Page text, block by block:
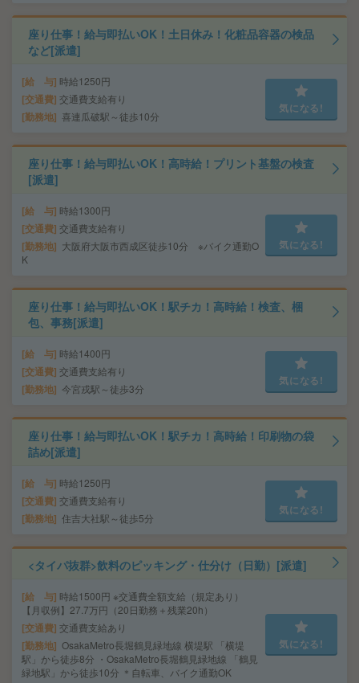
座り仕事！給与即払いOK！土日休み！化粧品容器の検品
など[派遣]
給 与 時給1250円
交通費 交通費支給有り
勤務地 喜連瓜破駅～徒歩10分
気になる!
座り仕事！給与即払いOK！高時給！プリント基盤の検査
[派遣]
給 与 時給1300円
交通費 交通費支給有り
勤務地
大阪府大阪市西成区徒歩10分 ※バイク通勤O
K
気になる!
座り仕事！給与即払いOK！駅チカ！高時給！検査、梱
包、事務[派遣]
給 与 時給1400円
交通費 交通費支給有り
勤務地 今宮戎駅～徒歩3分
気になる!
座り仕事！給与即払いOK！駅チカ！高時給！印刷物の袋
詰め[派遣]
給 与 時給1250円
交通費 交通費支給有り
勤務地 住吉大社駅～徒歩5分
気になる!
<タイパ抜群>飲料のピッキング・仕分け（日勤）[派遣]
給 与 時給1500円 ※交通費全額支給（規定あり）
【月収例】27.7万円（20日勤務＋残業20h）
交通費 交通費支給あり
勤務地 OsakaMetro長堀鶴見緑地線 横堤駅 「横堤
駅」から徒歩8分 ・OsakaMetro長堀鶴見緑地線 「鶴見
緑地駅」から徒歩10分 ＊自転車、バイク通勤OK
気になる!